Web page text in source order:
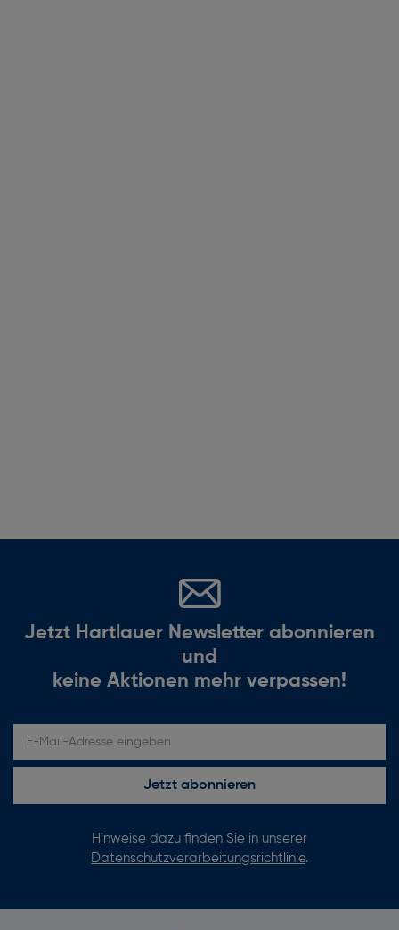
Jetzt Hartlauer Newsletter abonnieren
und
keine Aktionen mehr verpassen!
Jetzt abonnieren
Hinweise dazu finden Sie in unserer
Datenschutzverarbeitungsrichtlinie.